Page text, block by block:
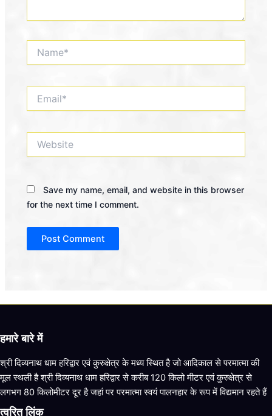
Save my name, email, and website in this browser
for the next time I comment.
हमारे बारे में
श्री दिव्यनाथ धाम हरिद्वार एवं कुरुक्षेत्र के मध्य स्थित है जो आदिकाल से परमात्मा की
मूल स्थली है श्री दिव्यनाथ धाम हरिद्वार से करीब 120 किलो मीटर एवं कुरुक्षेत्र से
लगभग 80 किलोमीटर दूर है जहां पर परमात्मा स्वयं पालनहार के रूप में विद्यमान रहते हैं
त्वरित लिंक